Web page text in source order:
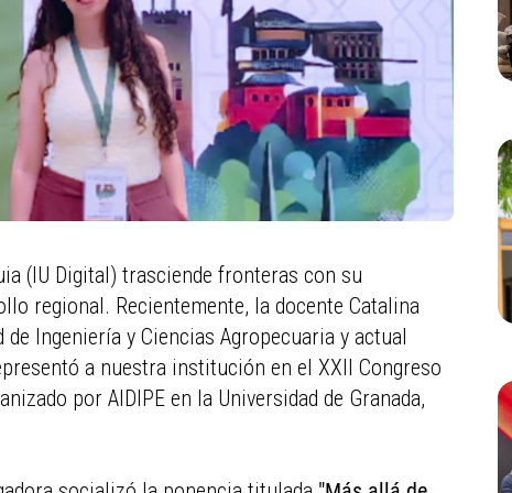
(IU Digital) trasciende fronteras con su
regional. Recientemente, la docente Catalina
Ingeniería y Ciencias Agropecuaria y actual
a nuestra institución en el XXII Congreso
por AIDIPE en la Universidad de Granada,